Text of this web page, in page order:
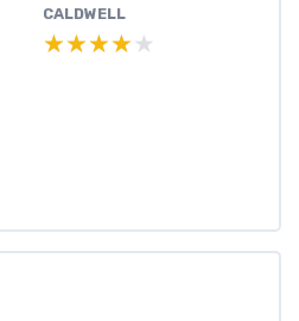
CALDWELL
★★★★★
★★★★★